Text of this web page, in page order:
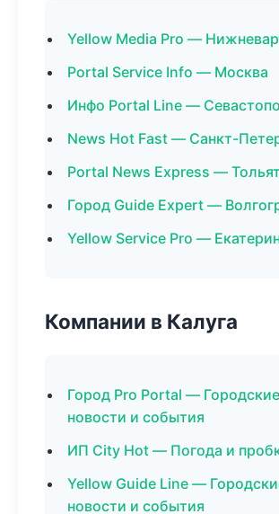
Yellow Media Pro —
Portal Service Info — Москва
Инфо Portal Line —
News Hot Fast — Санкт-
Portal News Express —
Город Guide Expert —
Yellow Service Pro —
Компании в Калуга
Город Pro Portal — Городские
новости и события
ИП City Hot — Погода и
Yellow Guide Line —
новости и события